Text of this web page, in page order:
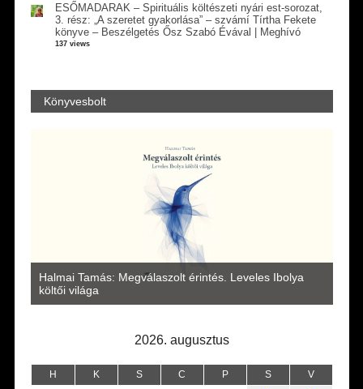
ESŐMADARAK – Spirituális költészeti nyári est-sorozat,
3. rész: „A szeretet gyakorlása” – szvámí Tírtha Fekete
könyve – Beszélgetés Ősz Szabó Évával | Meghívó
137 views
Könyvesbolt
Halmai Tamás: Megválaszolt érintés. Leveles Ibolya
költői világa
2026. augusztus
H K S C P S V